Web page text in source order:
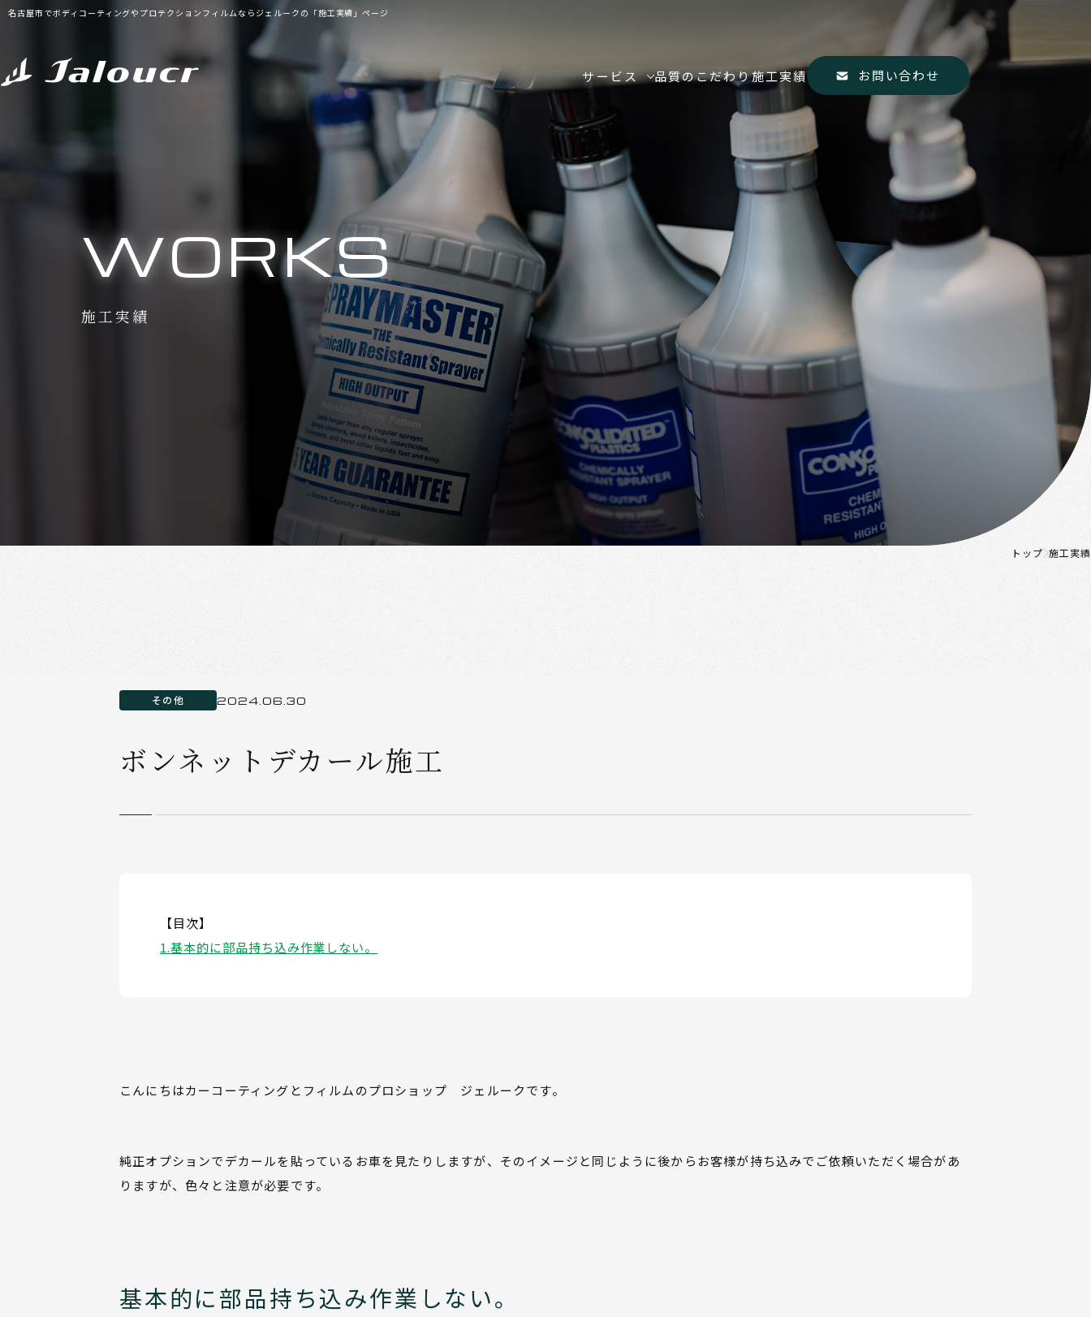
名古屋市でボディコーティングやプロテクションフィルムならジェルークの「施工実績」ページ
サービス 品質のこだわり施工実績 お問い合わせ
WORKS
施工実績
トップ 施工実績
その他 2024.06.30
ボンネットデカール施工
【目次】
基本的に部品持ち込み作業しない。
こんにちはカーコーティングとフィルムのプロショップ ジェルークです。
純正オプションでデカールを貼っているお車を見たりしますが、そのイメージと同じように後からお客様が持ち込みでご依頼いただく場合があ
りますが、色々と注意が必要です。
基本的に部品持ち込み作業しない。